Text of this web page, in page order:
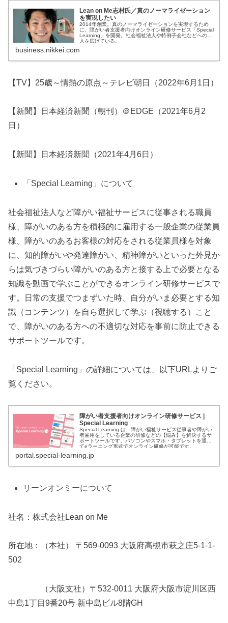
Lean on Me志村氏／真のノーマライゼーション
を実現したい
2014年創業。真のノーマライゼーションを実現するため
に、障がい者支援者向けオンライン研修サービス「Special
Learning」を開発。社会福祉法人や特例子会社などへの導
入を広げている。
business.nikkei.com
【TV】25歳～情熱の原点～テレビ朝日（2022年6月1日）
【新聞】日本経済新聞（朝刊）＠EDGE（2021年6月2
日）
【新聞】日本経済新聞（2021年4月6日）
「Special Learning」について
社会福祉法人など障がい福祉サービスに従事される職員
様、障がいのある方を積極的に雇用する一般企業の従業員
様、障がいのあるお客様の対応をされる従業員様を対象
に、知的障がいや発達障がい、精神障がいといった外見か
らは気づきづらい障がいのある方と接する上で必要となる
知識を動画で学ぶことができるオンライン研修サービスで
す。日常の支援でつまずいた時、自分がいま必要とする知
識（コンテンツ）を自ら選択して学ぶ（視聴する）こと
で、障がいのある方への不適切な対応を事前に防止できる
サポートツールです。
「Special Learning」の詳細については、以下URLよりご
覧ください。
障がい者支援者向けオンライン研修サービス |
Special Learning
Special Learning は、障がい福祉サービス従事者や障がい
者雇用をしている企業の研修などの【悩み】を解決するサ
ポートツールです。パソコンやスマホ・タブレットを通じ
てeラーニング形式でオンライン研修が可能です。
portal.special-learning.jp
リーンオンミーについて
社名：株式会社Lean on Me
所在地：（本社） 〒569-0093 大阪府高槻市萩之庄5-1-1-
502
（大阪支社）〒532-0011 大阪府大阪市淀川区西
中島1丁目9番20号 新中島ビル8階GH